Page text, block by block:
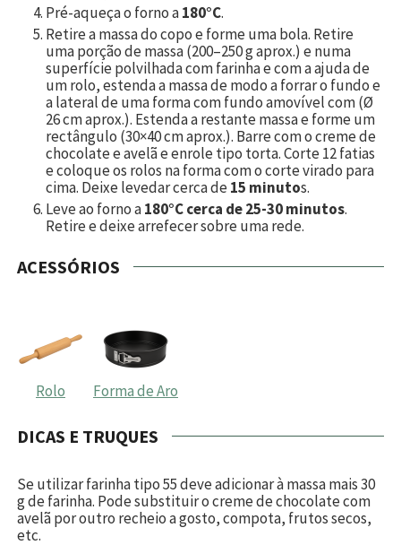
Pré-aqueça o forno a180°C.
Retire a massa do copo e forme uma bola. Retire
uma porção de massa (200–250g aprox.) e numa
superfície polvilhada com farinha e com a ajuda de
um rolo, estenda a massa de modo a forrar o fundo e
a lateral de uma forma com fundo amovível com (Ø
26 cm aprox.). Estenda a restante massa e forme um
rectângulo (30×40 cm aprox.). Barre com o creme de
chocolate e avelã e enrole tipo torta. Corte12fatias
e coloque os rolos na forma com o corte virado para
cima. Deixe levedar cerca de15 minutos.
Leve ao forno a180°C cerca de 25-30 minutos.
Retire e deixe arrefecer sobre uma rede.
ACESSÓRIOS
Rolo Forma de Aro
DICAS E TRUQUES
Se utilizar farinha tipo 55 deve adicionar à massa mais 30
g de farinha. Pode substituir o creme de chocolate com
avelã por outro recheio a gosto, compota, frutos secos,
etc.